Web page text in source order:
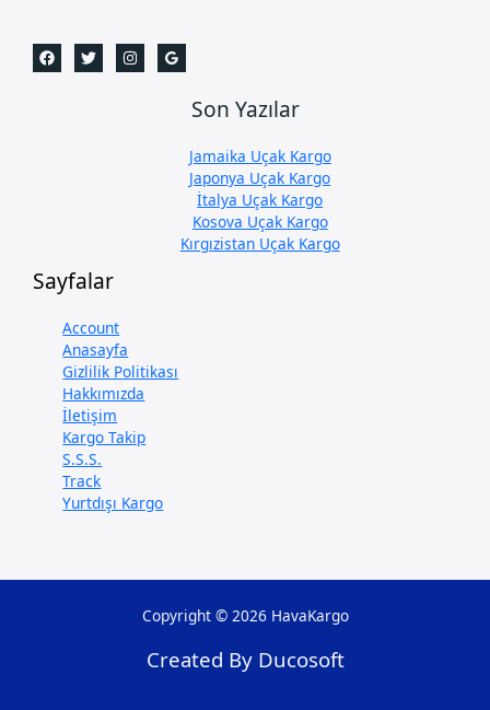
Son Yazılar
Jamaika Uçak Kargo
Japonya Uçak Kargo
İtalya Uçak Kargo
Kosova Uçak Kargo
Kırgızistan Uçak Kargo
Sayfalar
Account
Anasayfa
Gizlilik Politikası
Hakkımızda
İletişim
Kargo Takip
S.S.S.
Track
Yurtdışı Kargo
Copyright © 2026 HavaKargo
Created By Ducosoft